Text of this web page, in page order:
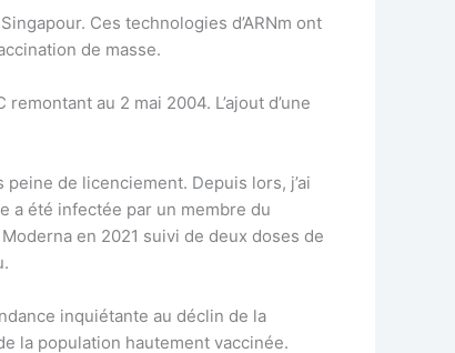
Ces technologies d’ARNm ont
de masse.
au 2 mai 2004. L’ajout d’une
de licenciement. Depuis lors, j’ai
a été infectée par un membre du
en 2021 suivi de deux doses de
inquiétante au déclin de la
la population hautement vaccinée.